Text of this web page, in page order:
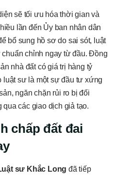
sẽ tối ưu hóa thời gian và
lần đến Ủy ban nhân dân
bổ sung hồ sơ do sai sót, luật
chỉnh ngay từ đầu. Đồng
nhà đất có giá trị hàng tỷ
luật sư là một sự đầu tư xứng
ngăn chặn rủi ro bị đối
các giao dịch giả tạo.
chấp đất đai
sư Khắc Long đã tiếp